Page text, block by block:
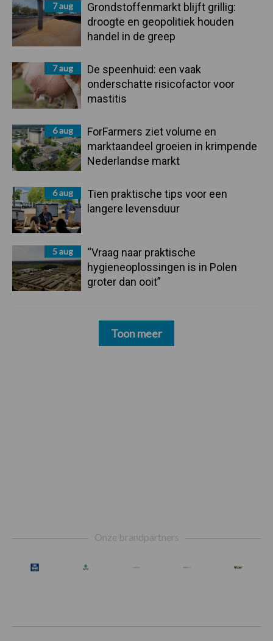
7 aug
Grondstoffenmarkt blijft grillig:
droogte en geopolitiek houden
handel in de greep
7 aug
De speenhuid: een vaak
onderschatte risicofactor voor
mastitis
6 aug
ForFarmers ziet volume en
marktaandeel groeien in krimpende
Nederlandse markt
6 aug
Tien praktische tips voor een
langere levensduur
5 aug
“Vraag naar praktische
hygieneoplossingen is in Polen
groter dan ooit”
Toon meer
Onze brandpartners